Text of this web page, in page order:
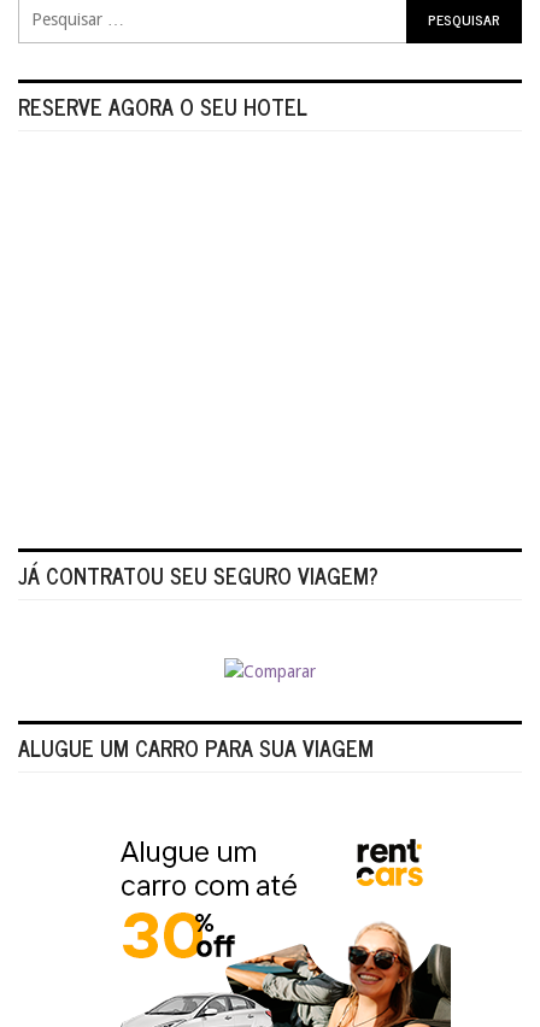
RESERVE AGORA O SEU HOTEL
JÁ CONTRATOU SEU SEGURO VIAGEM?
ALUGUE UM CARRO PARA SUA VIAGEM